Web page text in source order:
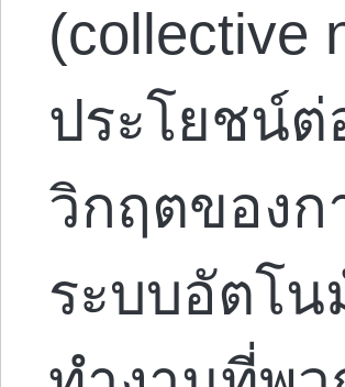
(collective
ประโยชน์ต่
วิกฤตของก
ระบบอัตโน